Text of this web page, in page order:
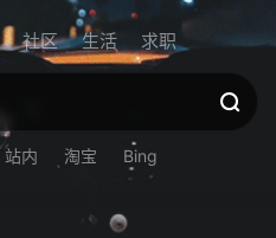
社区 生活 求职
站内 淘宝 Bing